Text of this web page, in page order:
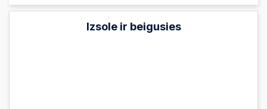
Izsole ir beigusies